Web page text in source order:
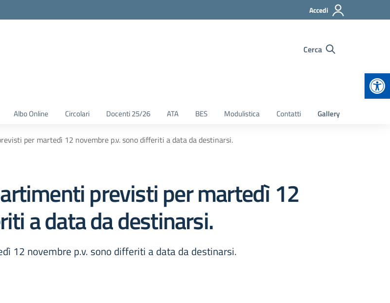
Accedi
Cerca
Albo Online Circolari Docenti 25/26 ATA BES Modulistica Contatti Gallery
per martedì 12 novembre p.v. sono differiti a data da destinarsi.
previsti per martedì 12
a data da destinarsi.
12 novembre p.v. sono differiti a data da destinarsi.